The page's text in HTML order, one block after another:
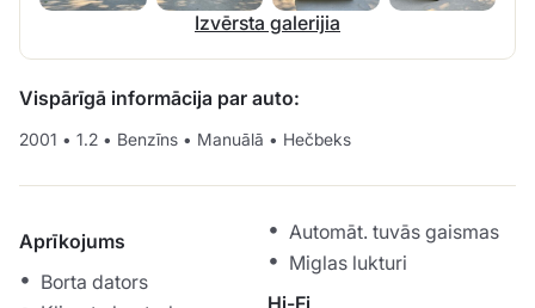
Izvērsta galerijia
Vispārīgā informācija par auto:
2001 • 1.2 • Benzīns • Manuālā • Hečbeks
Aprīkojums
Borta dators
Automāt. tuvās gaismas
Miglas lukturi